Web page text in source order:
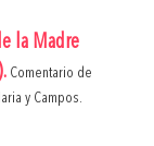
la Madre
Comentario de
y Campos.